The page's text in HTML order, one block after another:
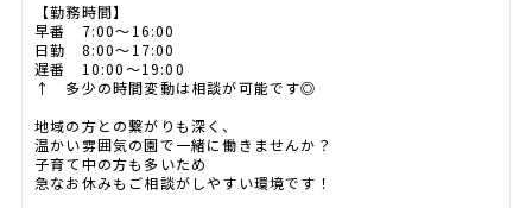
【勤務時間】
早番 7:00～16:00
日勤 8:00～17:00
遅番 10:00～19:00
↑ 多少の時間変動は相談が可能です◎
地域の方との繋がりも深く、
温かい雰囲気の園で一緒に働きませんか？
子育て中の方も多いため
急なお休みもご相談がしやすい環境です！